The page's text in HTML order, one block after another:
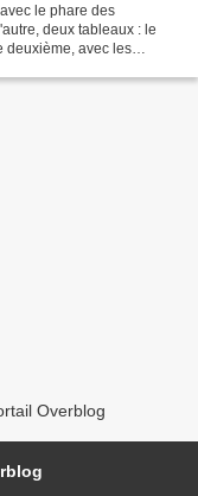
le phare des
deux tableaux : le
deuxième, avec les
Overblog